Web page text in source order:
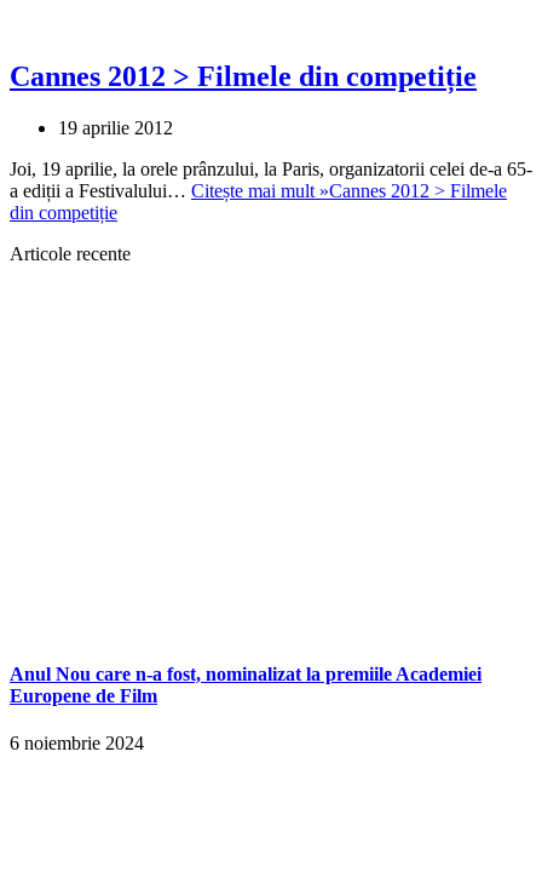
Cannes 2012 > Filmele din competiție
19 aprilie 2012
Joi, 19 aprilie, la orele prânzului, la Paris, organizatorii celei de-a 65-
a ediții a Festivalului… Citește mai mult »Cannes 2012 > Filmele
din competiție
Articole recente
Anul Nou care n-a fost, nominalizat la premiile Academiei
Europene de Film
6 noiembrie 2024